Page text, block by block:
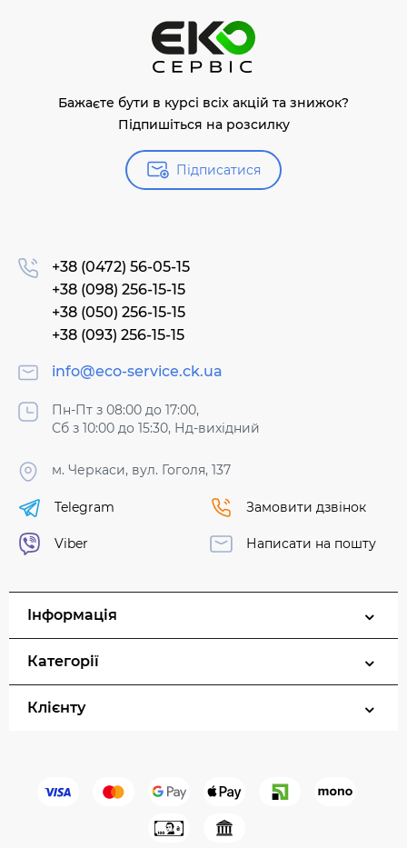
Бажаєте бути в курсі всіх акцій та знижок?
Підпишіться на розсилку
Підписатися
+38 (0472) 56-05-15
+38 (098) 256-15-15
+38 (050) 256-15-15
+38 (093) 256-15-15
info@eco-service.ck.ua
Пн-Пт з 08:00 до 17:00,
Сб з 10:00 до 15:30, Нд-вихідний
м. Черкаси, вул. Гоголя, 137
Telegram
Viber
Замовити дзвінок
Написати на пошту
Інформація
Категорії
Клієнту